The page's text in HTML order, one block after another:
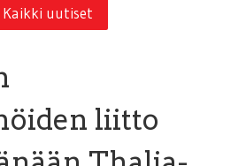
Kaikki uutiset
liitto